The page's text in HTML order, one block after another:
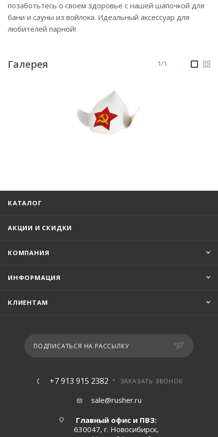
позаботьтесь о своем здоровье с нашей шапочкой для
бани и сауны из войлока. Идеальный аксессуар для
любителей парной!
Галерея 1/1
КАТАЛОГ
АКЦИИ И СКИДКИ
КОМПАНИЯ
ИНФОРМАЦИЯ
КЛИЕНТАМ
ПОДПИСАТЬСЯ НА РАССЫЛКУ
+7 913 915 2382 ЗАКАЗАТЬ ЗВОНОК
sale@rusher.ru
Главный офис и ПВЗ:
630047, г. Новосибирск,